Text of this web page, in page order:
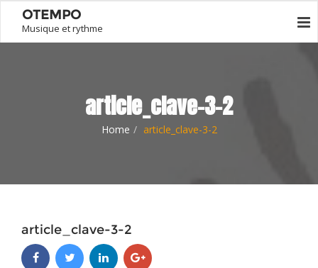
OTEMPO
Musique et rythme
article_clave-3-2
Home article_clave-3-2
article_clave-3-2